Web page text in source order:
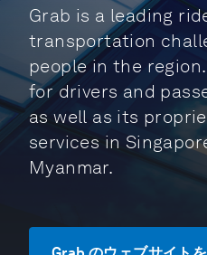
Grab is a leading
transportation
people in the
for drivers and
as well as its
services in
Myanmar.